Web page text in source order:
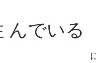
んでい